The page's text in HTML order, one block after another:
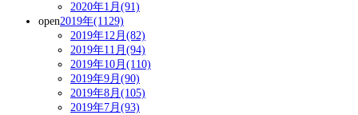
2020年1月(91)
open2019年(1129)
2019年12月(82)
2019年11月(94)
2019年10月(110)
2019年9月(90)
2019年8月(105)
2019年7月(93)